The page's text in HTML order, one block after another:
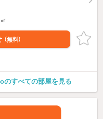
（無料）
のすべての部屋を見る